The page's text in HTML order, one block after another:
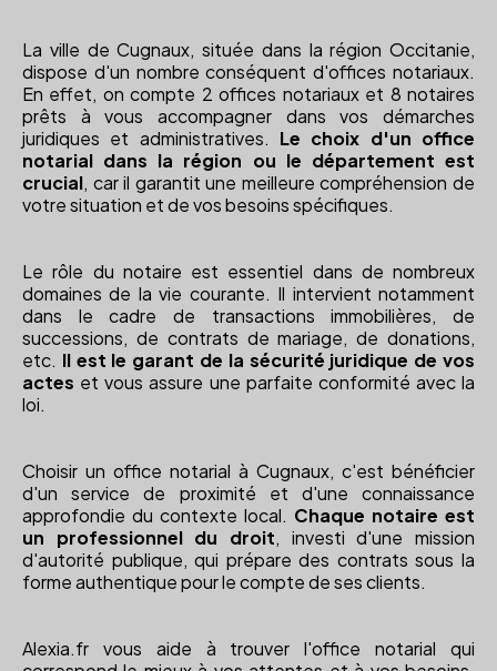
La ville de Cugnaux, située dans la région Occitanie,
dispose d'un nombre conséquent d'offices notariaux.
En effet, on compte 2 offices notariaux et 8 notaires
prêts à vous accompagner dans vos démarches
juridiques et administratives. Le choix d'un office
notarial dans la région ou le département est
crucial, car il garantit une meilleure compréhension de
votre situation et de vos besoins spécifiques.
Le rôle du notaire est essentiel dans de nombreux
domaines de la vie courante. Il intervient notamment
dans le cadre de transactions immobilières, de
successions, de contrats de mariage, de donations,
etc. Il est le garant de la sécurité juridique de vos
actes et vous assure une parfaite conformité avec la
loi.
Choisir un office notarial à Cugnaux, c'est bénéficier
d'un service de proximité et d'une connaissance
approfondie du contexte local. Chaque notaire est
un professionnel du droit, investi d'une mission
d'autorité publique, qui prépare des contrats sous la
forme authentique pour le compte de ses clients.
Alexia.fr vous aide à trouver l'office notarial qui